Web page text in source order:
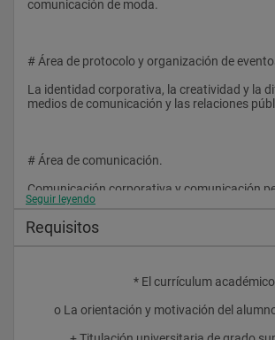
DESTINATARIOS
Dirigido a graduados universitarios y
experiencia en comunicación, diseño, bellas
estilismo u otras disciplinas afines.
parte del mundo empresarial, comunicadores
interesados en adquirir una mayor
profesional o centrar su actividad en el de la
imagen y estilismo.
comunicación de moda.
# Área de protocolo y organización de
La identidad corporativa, la creatividad y la
medios de comunicación y las relaciones
# Área de comunicación.
Comunicación corporativa y comunicación
técnicas de comunicación oral y de
Sociedad, diseño y consumo. La economía
la empresa en la economía y el mundo global.
tendencias artísticas.
Seguir leyendo
Requisitos
* El currículum
o La orientación y motivación del